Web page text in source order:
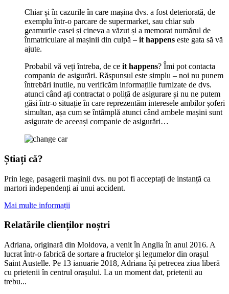
Chiar și în cazurile în care mașina dvs. a fost deteriorată, de
exemplu într-o parcare de supermarket, sau chiar sub
geamurile casei și cineva a văzut și a memorat numărul de
înmatriculare al mașinii din culpă – it happens este gata să vă
ajute.
Probabil vă veți întreba, de ce it happens? Îmi pot contacta
compania de asigurări. Răspunsul este simplu – noi nu punem
întrebări inutile, nu verificăm informațiile furnizate de dvs.
atunci când ați contractat o poliță de asigurare și nu ne putem
găsi într-o situație în care reprezentăm interesele ambilor șoferi
simultan, așa cum se întâmplă atunci când ambele mașini sunt
asigurate de aceeași companie de asigurări…
Știați că?
Prin lege, pasagerii mașinii dvs. nu pot fi acceptați de instanță ca
martori independenți ai unui accident.
Mai multe informații
Relatările clienților noștri
Adriana, originară din Moldova, a venit în Anglia în anul 2016. A
lucrat într-o fabrică de sortare a fructelor și legumelor din orașul
Saint Austelle. Pe 13 ianuarie 2018, Adriana își petrecea ziua liberă
cu prietenii în centrul orașului. La un moment dat, prietenii au
trebu...